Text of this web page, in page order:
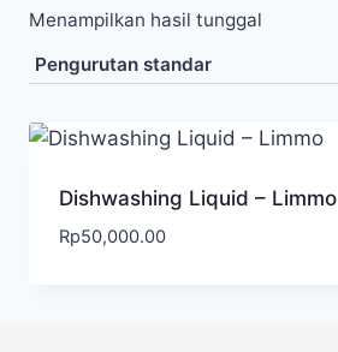
Menampilkan hasil tunggal
Dishwashing Liquid – Limmo
Rp50,000.00